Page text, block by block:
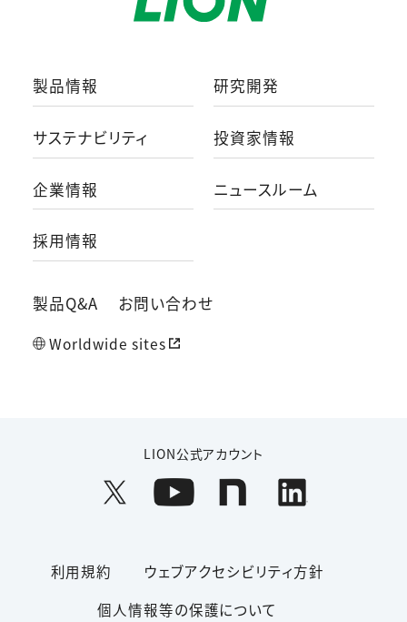
製品情報 研究開発
サステナビリティ 投資家情報
企業情報 ニュースルーム
採用情報
製品Q&A お問い合わせ
Worldwide sites
LION公式アカウント
利用規約
ウェブアクセシビリティ方針
個人情報等の保護について